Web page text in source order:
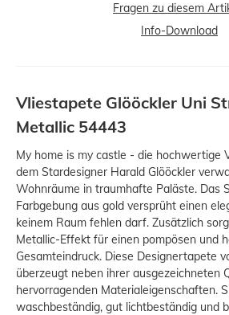
Fragen zu diesem
Info-Download
Vliestapete Glööckler Uni
Metallic 54443
My home is my castle - die hochwertige
dem Stardesigner Harald Glööckler
Wohnräume in traumhafte Paläste. Das
Farbgebung aus gold versprüht einen
keinem Raum fehlen darf. Zusätzlich
Metallic-Effekt für einen pompösen und
Gesamteindruck. Diese Designertapete
überzeugt neben ihrer ausgezeichneten
hervorragenden Materialeigenschaften.
waschbeständig, gut lichtbeständig und